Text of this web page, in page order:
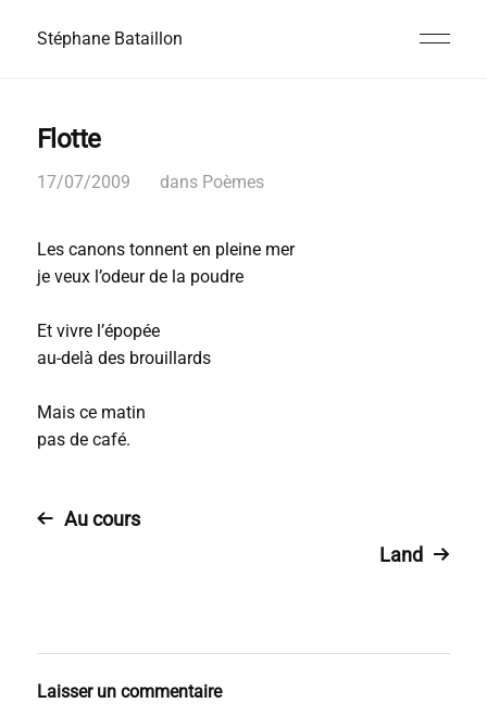
Stéphane Bataillon
Flotte
17/07/2009 dans Poèmes
Les canons tonnent en pleine mer
je veux l’odeur de la poudre
Et vivre l’épopée
au-delà des brouillards
Mais ce matin
pas de café.
Au cours
Land
Laisser un commentaire